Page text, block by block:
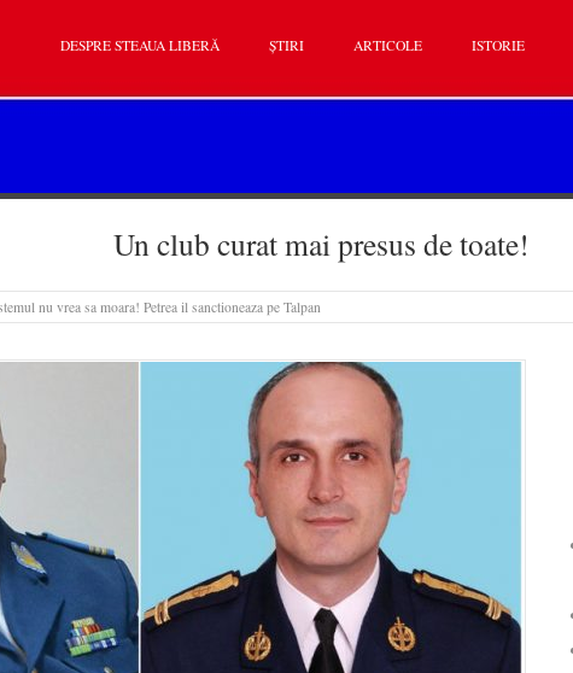
DESPRE STEAUA LIBERĂ ȘTIRI ARTICOLE ISTORIE
Un club curat mai presus de toate!
nu vrea sa moara! Petrea il sanctioneaza pe Talpan